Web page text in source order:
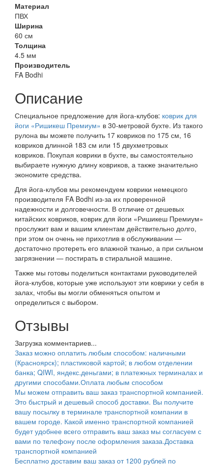
Материал
ПВХ
Ширина
60 см
Толщина
4.5 мм
Производитель
FA Bodhi
Описание
Специальное предложение для йога-клубов: коврик для
йоги «Ришикеш Премиум» в 30-метровой бухте. Из такого
рулона вы можете получить 17 ковриков по 175 см, 16
ковриков длинной 183 см или 15 двухметровых
ковриков. Покупая коврики в бухте, вы самостоятельно
выбираете нужную длину ковриков, а также значительно
экономите средства.
Для йога-клубов мы рекомендуем коврики немецкого
производителя FA Bodhi из-за их проверенной
надежности и долговечности. В отличие от дешевых
китайских ковриков, коврик для йоги «Ришикеш Премиум»
прослужит вам и вашим клиентам действительно долго,
при этом он очень не прихотлив в обслуживании —
достаточно протереть его влажной тканью, а при сильном
загрязнении — постирать в стиральной машине.
Также мы готовы поделиться контактами руководителей
йога-клубов, которые уже используют эти коврики у себя в
залах, чтобы вы могли обменяться опытом и
определиться с выбором.
Отзывы
Загрузка комментариев...
Заказ можно оплатить любым способом: наличными
(Красноярск); пластиковой картой; в любом отделении
банка; QIWI, яндекс.деньгами; в платежных терминалах и
другими способами.Оплата любым способом
Мы можем отправить ваш заказ транспортной компанией.
Это быстрый и дешевый способ доставки. Вы получите
вашу посылку в терминале транспортной компании в
вашем городе. Какой именно транспортной компанией
будет удобнее всего отправить ваш заказ мы согласуем с
вами по телефону после оформления заказа.Доставка
транспортной компанией
Бесплатно доставим ваш заказ от 1200 рублей по